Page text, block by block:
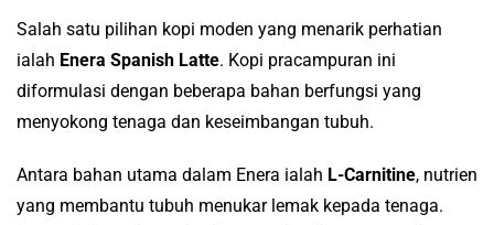
Salah satu pilihan kopi moden yang menarik perhatian
ialah Enera Spanish Latte. Kopi pracampuran ini
diformulasi dengan beberapa bahan berfungsi yang
menyokong tenaga dan keseimbangan tubuh.
Antara bahan utama dalam Enera ialah L-Carnitine, nutrien
yang membantu tubuh menukar lemak kepada tenaga.